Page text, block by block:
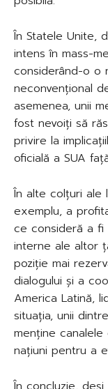
În Statele Unite,
intens în mass-
considerând-o o
neconvențional
asemenea, unii
fost nevoiți să
privire la
oficială a SUA
În alte colțuri ale
exemplu, a
ce consideră a fi
interne ale altor
poziție mai
dialogului și a
America Latină,
situația, unii
menține
națiuni pentru a